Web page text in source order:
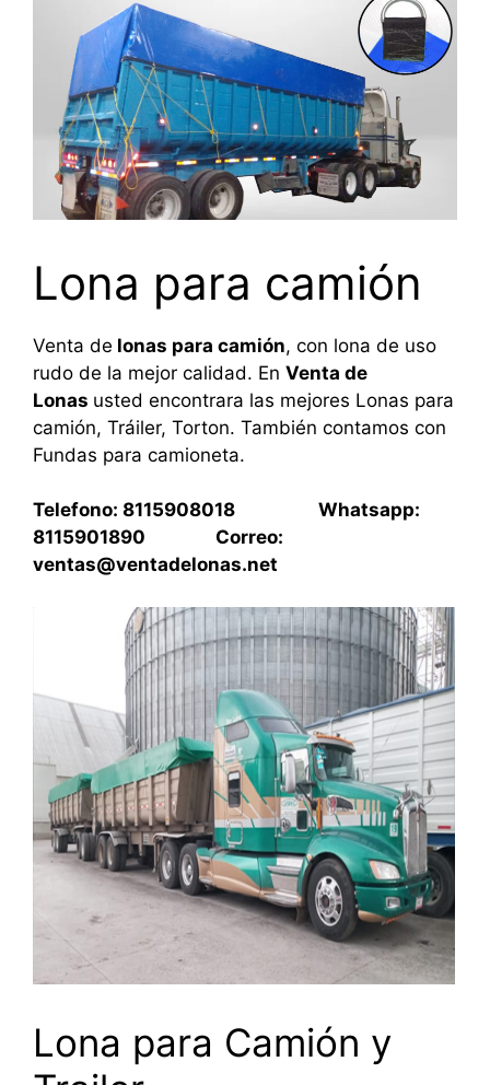
Lona para camión
Venta de lonas para camión, con lona de uso
rudo de la mejor calidad. En Venta de
Lonas usted encontrara las mejores Lonas para
camión, Tráiler, Torton. También contamos con
Fundas para camioneta.
Telefono: 8115908018 Whatsapp:
8115901890 Correo:
ventas@ventadelonas.net
Lona para Camión y